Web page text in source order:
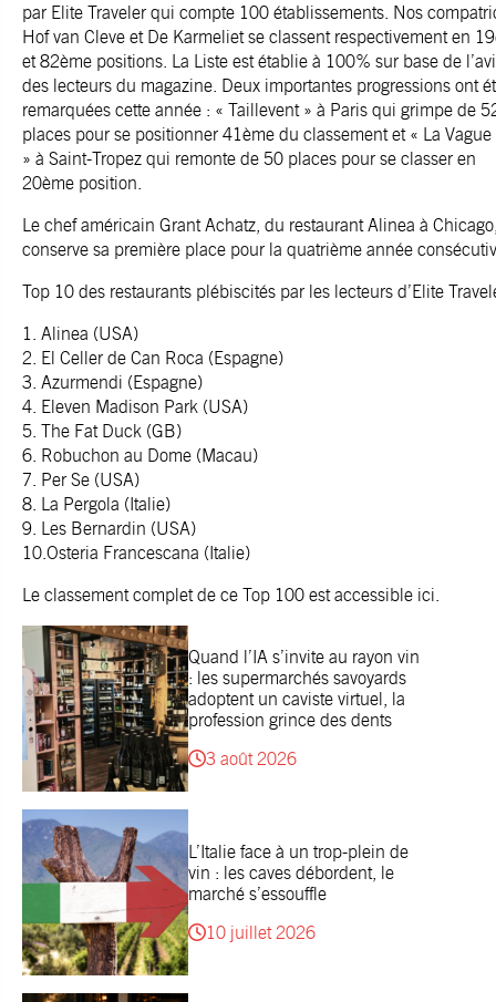
par Elite Traveler qui compte 100 établissements. Nos
Hof van Cleve et De Karmeliet se classent respectivement en
et 82ème positions. La Liste est établie à 100% sur base de
des lecteurs du magazine. Deux importantes progressions ont
remarquées cette année : « Taillevent » à Paris qui grimpe de
places pour se positionner 41ème du classement et « La Vague
» à Saint-Tropez qui remonte de 50 places pour se classer en
20ème position.
Le chef américain Grant Achatz, du restaurant Alinea à
conserve sa première place pour la quatrième année
Top 10 des restaurants plébiscités par les lecteurs d’Elite
1. Alinea (USA)
2. El Celler de Can Roca (Espagne)
3. Azurmendi (Espagne)
4. Eleven Madison Park (USA)
5. The Fat Duck (GB)
6. Robuchon au Dome (Macau)
7. Per Se (USA)
8. La Pergola (Italie)
9. Les Bernardin (USA)
10.Osteria Francescana (Italie)
Le classement complet de ce Top 100 est accessible ici
Quand l’IA s’invite au rayon vin
: les supermarchés savoyards
adoptent un caviste virtuel, la
profession grince des dents
3 août 2026
L’Italie face à un trop-plein de
vin : les caves débordent, le
marché s’essouffle
10 juillet 2026